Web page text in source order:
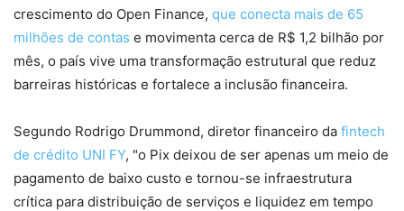
crescimento do Open Finance, que conecta mais de 65
milhões de contas e movimenta cerca de R$ 1,2 bilhão por
mês, o país vive uma transformação estrutural que reduz
barreiras históricas e fortalece a inclusão financeira.
Segundo Rodrigo Drummond, diretor financeiro da fintech
de crédito UNI FY, "o Pix deixou de ser apenas um meio de
pagamento de baixo custo e tornou-se infraestrutura
crítica para distribuição de serviços e liquidez em tempo